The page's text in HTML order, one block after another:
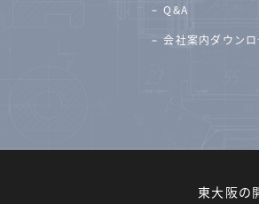
Q&A
会社案内ダウンロ
東大阪の